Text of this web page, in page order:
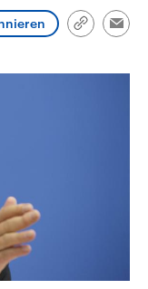
Link